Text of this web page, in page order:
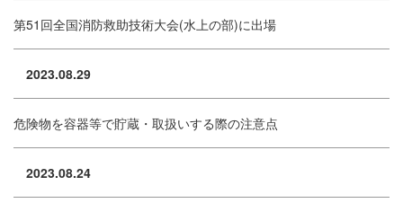
第51回全国消防救助技術大会(水上の部)に出場
2023.08.29
危険物を容器等で貯蔵・取扱いする際の注意点
2023.08.24